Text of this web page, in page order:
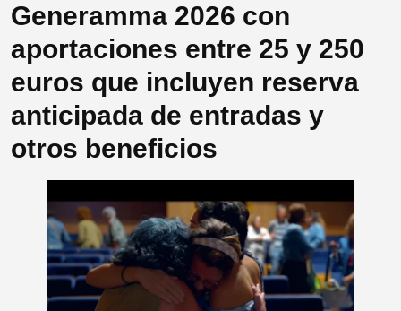
Generamma 2026 con
aportaciones entre 25 y 250
euros que incluyen reserva
anticipada de entradas y
otros beneficios